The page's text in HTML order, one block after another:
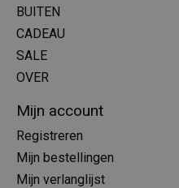
BUITEN
CADEAU
SALE
OVER
Mijn account
Registreren
Mijn bestellingen
Mijn verlanglijst